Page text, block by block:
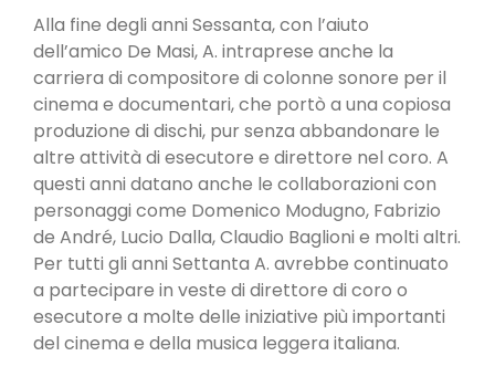
Alla fine degli anni Sessanta, con l’aiuto
dell’amico De Masi, A. intraprese anche la
carriera di compositore di colonne sonore per il
cinema e documentari, che portò a una copiosa
produzione di dischi, pur senza abbandonare le
altre attività di esecutore e direttore nel coro. A
questi anni datano anche le collaborazioni con
personaggi come Domenico Modugno, Fabrizio
de André, Lucio Dalla, Claudio Baglioni e molti altri.
Per tutti gli anni Settanta A. avrebbe continuato
a partecipare in veste di direttore di coro o
esecutore a molte delle iniziative più importanti
del cinema e della musica leggera italiana.